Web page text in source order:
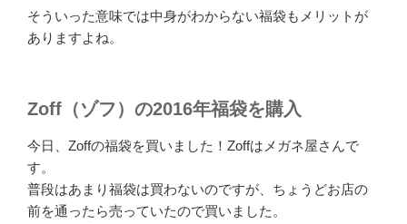
そういった意味では中身がわからない福袋もメリットが
ありますよね。
Zoff（ゾフ）の2016年福袋を購入
今日、Zoffの福袋を買いました！Zoffはメガネ屋さんで
す。
普段はあまり福袋は買わないのですが、ちょうどお店の
前を通ったら売っていたので買いました。